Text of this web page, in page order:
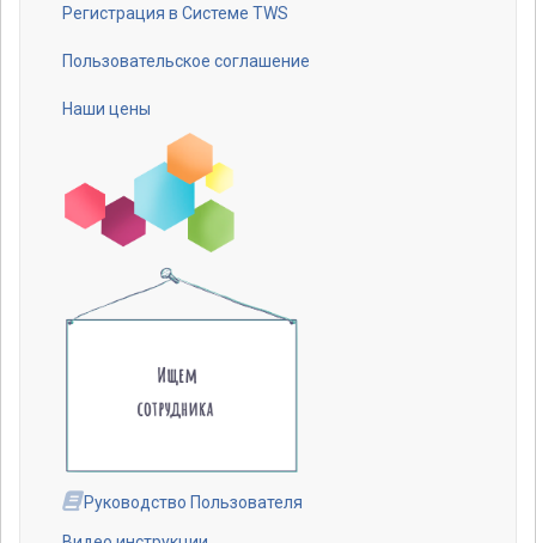
Регистрация в Системе TWS
Пользовательское соглашение
Наши цены
Руководство Пользователя